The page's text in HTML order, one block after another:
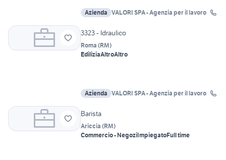
Azienda VALORI SPA - Agenzia per il lavoro
3323 - Idraulico
Roma (RM)
EdiliziaAltroAltro
Azienda VALORI SPA - Agenzia per il lavoro
Barista
Ariccia (RM)
Commercio - NegoziImpiegatoFull time